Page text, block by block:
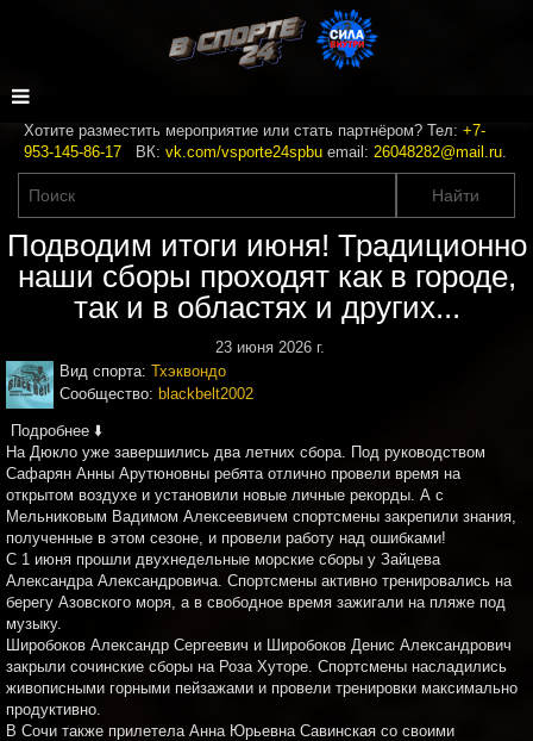
Хотите разместить мероприятие или стать партнёром? Тел: +7-
953-145-86-17 ВК: vk.com/vsporte24spbu email: 26048282@mail.ru.
Подводим итоги июня! Традиционно
наши сборы проходят как в городе,
так и в областях и других...
23 июня 2026 г.
Вид спорта: Тхэквондо
Сообщество: blackbelt2002
️ Подробнее ⬇️
На Дюкло уже завершились два летних сбора. Под руководством
Сафарян Анны Арутюновны ребята отлично провели время на
открытом воздухе и установили новые личные рекорды. А с
Мельниковым Вадимом Алексеевичем спортсмены закрепили знания,
полученные в этом сезоне, и провели работу над ошибками!
С 1 июня прошли двухнедельные морские сборы у Зайцева
Александра Александровича. Спортсмены активно тренировались на
берегу Азовского моря, а в свободное время зажигали на пляже под
музыку.
Широбоков Александр Сергеевич и Широбоков Денис Александрович
закрыли сочинские сборы на Роза Хуторе. Спортсмены насладились
живописными горными пейзажами и провели тренировки максимально
продуктивно.
В Сочи также прилетела Анна Юрьевна Савинская со своими